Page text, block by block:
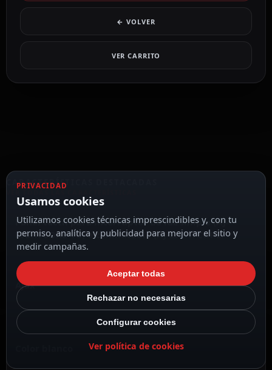
← VOLVER
VER CARRITO
CARACTERÍSTICAS DESTACADAS
Panel táctil para interruptor de luz simple (AJ-
LIGHTCORE-1G) o conmutable (AJ-LIGHTCORE.
Ajax
PRIVACIDAD
Usamos cookies
Utilizamos cookies técnicas imprescindibles y, con tu
permiso, analítica y publicidad para mejorar el sitio y
medir campañas.
Aceptar todas
Rechazar no necesarias
Configurar cookies
Ver política de cookies